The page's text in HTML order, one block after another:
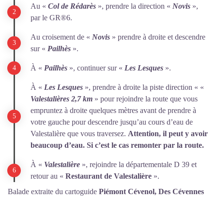
Au « Col de Rédarès », prendre la direction « Novis »,
par le GR®6.
Au croisement de « Novis » prendre à droite et descendre
sur « Pailhès ».
À « Pailhès », continuer sur « Les Lesques ».
À « Les Lesques », prendre à droite la piste direction « «
Valestalières 2,7 km » pour rejoindre la route que vous
empruntez à droite quelques mètres avant de prendre à
votre gauche pour descendre jusqu’au cours d’eau de
Valestalière que vous traversez. Attention, il peut y avoir
beaucoup d’eau. Si c’est le cas remonter par la route.
À « Valestalière », rejoindre la départementale D 39 et
retour au « Restaurant de Valestalière ».
Balade extraite du cartoguide Piémont Cévenol, Des Cévennes